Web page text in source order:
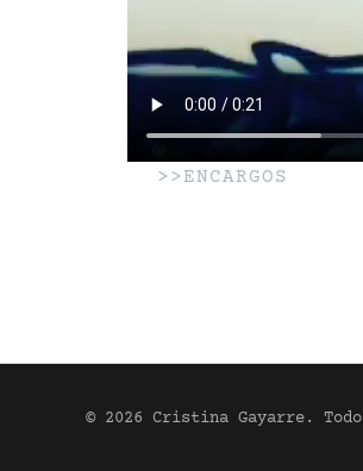
>>ENCARGOS
© 2026 Cristina Gayarre.